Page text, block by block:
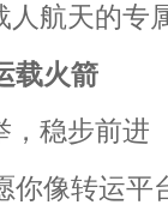
航天的专
载火箭
，稳步前进
你像转运平